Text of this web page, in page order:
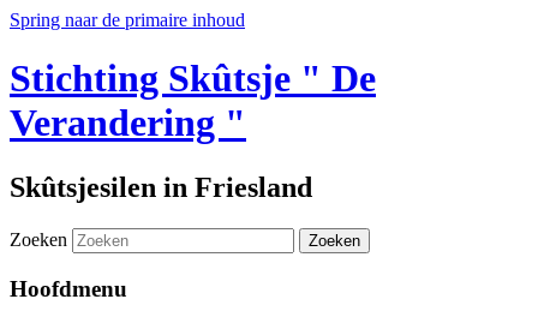
Spring naar de primaire inhoud
Stichting Skûtsje " De
Verandering "
Skûtsjesilen in Friesland
Zoeken
Hoofdmenu